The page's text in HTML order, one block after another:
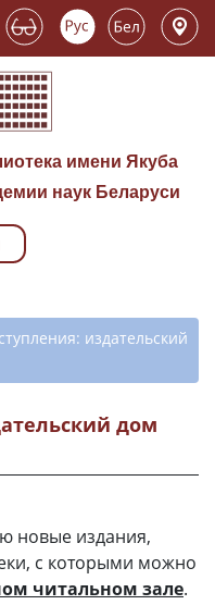
имени Якуба
наук Беларуси
по
издательский
дом
новые издания,
с которыми можно
читальном зале.